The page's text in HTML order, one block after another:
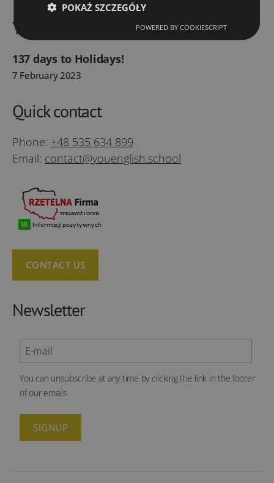
YouEnglish BLOG
137 days to Holidays!
7 February 2023
Quick contact
Phone: +48 535 634 899
Email: contact@youenglish.school
CONTACT US
Newsletter
You can unsubscribe at any time by clicking the link in the footer
of our emails.
POKAŻ SZCZEGÓŁY
POWERED BY COOKIESCRIPT